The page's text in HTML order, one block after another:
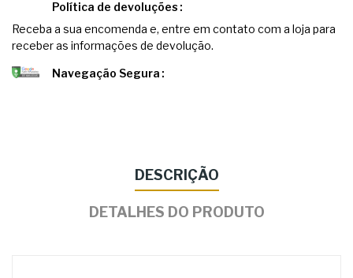
Política de devoluções
Receba a sua encomenda e, entre em contato com a loja para
receber as informações de devolução.
Navegação Segura
DESCRIÇÃO
DETALHES DO PRODUTO